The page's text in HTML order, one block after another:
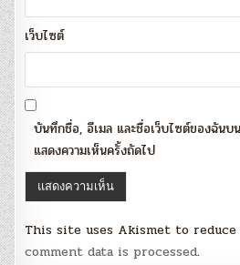
เว็บไซต์
บันทึกชื่อ, อีเมล และชื่อเว็บไซต์ของฉันบ
แสดงความเห็นครั้งถัดไป
This site uses Akismet to reduce
comment data is processed.